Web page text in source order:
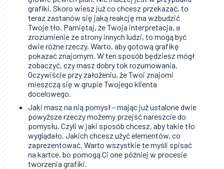
grafiki. Skoro wiesz już co chcesz przekazać, to
teraz zastanów się jaką reakcję ma wzbudzić
Twoje tło. Pamiętaj, że Twoja interpretacja, a
zrozumienie ze strony innych ludzi, to mogą być
dwie różne rzeczy. Warto, aby gotową grafikę
pokazać znajomym. W ten sposób będziesz mógł
zobaczyć, czy masz dobry tok rozumowania.
Oczywiście przy założeniu, że Twoi znajomi
mieszczą się w grupie Twojego klienta
docelowego.
Jaki masz na nią pomysł – mając już ustalone dwie
powyższe rzeczy możemy przejść nareszcie do
pomysłu. Czyli w jaki sposób chcesz, aby takie tło
wyglądało. Jakich chcesz użyć elementów, co
zaprezentować. Warto wszystkie te myśli spisać
na kartce, bo pomogą Ci one później w procesie
tworzenia grafiki.